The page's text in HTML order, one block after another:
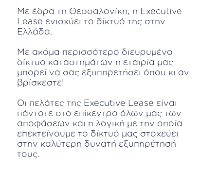
Με έδρα τη Θεσσαλονίκη, η Executive
Lease ενισχύει το δίκτυό της στην
Ελλάδα.
Με ακόμα περισσότερο διευρυμένο
δίκτυο καταστημάτων η εταιρία μας
μπορεί να σας εξυπηρετήσει όπου κι αν
βρίσκεστε!
Οι πελάτες της Executive Lease είναι
πάντοτε στο επίκεντρο όλων μας των
αποφάσεων και η λογική με την οποία
επεκτείνουμε το δίκτυό μας στοχεύει
στην καλύτερη δυνατή εξυπηρέτησή
τους.